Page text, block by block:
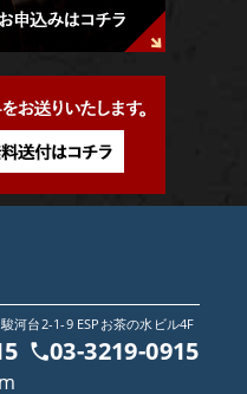
講師の腕自慢
介
資料請求
せ
河台2-1-9 ESPお茶の水ビル4F
03-3219-0915